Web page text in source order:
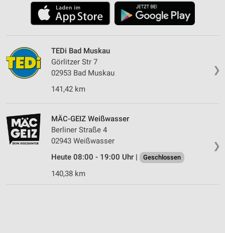
❯
TEDi Bad Muskau
Görlitzer Str 7
02953 Bad Muskau
141,42 km
❯
MÄC-GEIZ Weißwasser
Berliner Straße 4
02943 Weißwasser
Heute 08:00 - 19:00 Uhr |
Geschlossen
140,38 km